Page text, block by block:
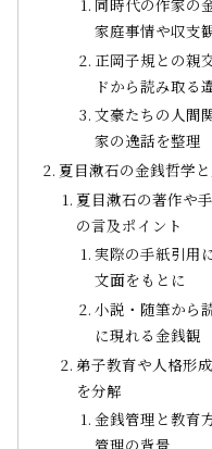
家庭事情や収支
正岡子規との親
ドから読み取る
文豪たちの人間
家の逸話を整理
夏目漱石の金銭哲学
夏目漱石の著作や
の言及ポイント
実際の手紙引用
文面をもとに
小説・随筆から
に現れる金銭観
弟子教育や人格形
を分解
金銭管理と教育